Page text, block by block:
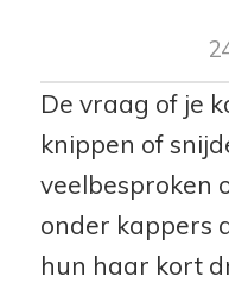
De vraag of je
knippen of
veelbesproken
onder kappers
hun haar kort